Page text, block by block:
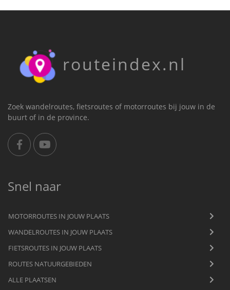
routeindex.nl
Zoek wandelroutes, fietsroutes of motorroutes bij jouw in de
buurt of in de province.
Snel naar
MOTORROUTES IN JOUW PLAATS
WANDELROUTES IN JOUW PLAATS
FIETSROUTES IN JOUW PLAATS
ROUTES NATUURGEBIEDEN
ALLE PLAATSEN